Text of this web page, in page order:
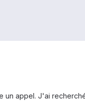
appel. J'ai